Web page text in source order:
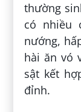
thường
có nhiều
nướng,
hài ăn vó
sật kết
đỉnh.